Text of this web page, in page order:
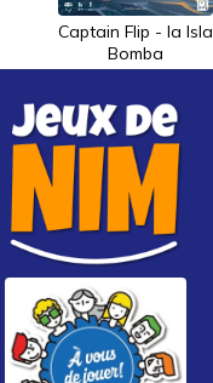
Captain Flip - la Isla
Bomba